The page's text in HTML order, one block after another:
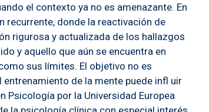
el contexto ya no es amenazante. En
recurrente, donde la reactivación de
rigurosa y actualizada de los hallazgos
y aquello que aún se encuentra en
sus límites. El objetivo no es
de la mente puede infl uir
Psicología por la Universidad Europea